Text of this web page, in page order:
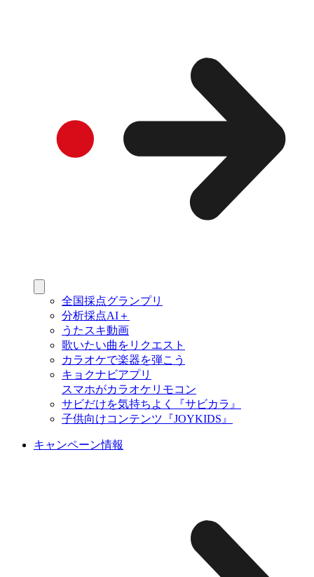
全国採点グランプリ
分析採点AI＋
うたスキ動画
歌いたい曲をリクエスト
カラオケで楽器を弾こう
キョクナビアプリ
スマホがカラオケリモコン
サビだけを気持ちよく『サビカラ』
子供向けコンテンツ『JOYKIDS』
キャンペーン情報